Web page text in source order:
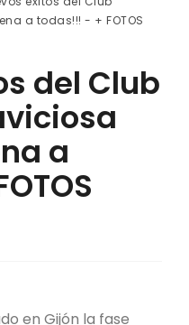
a todas!!! - + FOTOS
del Club
a
en Gijón la fase